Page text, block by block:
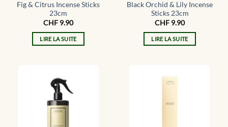
Fig & Citrus Incense Sticks
23cm
CHF 9.90
LIRE LA SUITE
Black Orchid & Lily Incense
Sticks 23cm
CHF 9.90
LIRE LA SUITE